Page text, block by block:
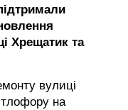
Хрещатик та
вулиці
на